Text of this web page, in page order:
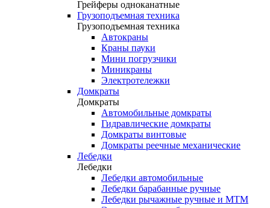
Грейферы одноканатные
Грузоподъемная техника
Грузоподъемная техника
Автокраны
Краны пауки
Мини погрузчики
Миникраны
Электротележки
Домкраты
Домкраты
Автомобильные домкраты
Гидравлические домкраты
Домкраты винтовые
Домкраты реечные механические
Лебедки
Лебедки
Лебедки автомобильные
Лебедки барабанные ручные
Лебедки рычажные ручные и МТМ